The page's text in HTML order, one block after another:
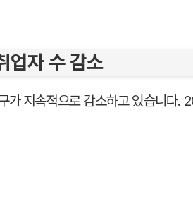
업자 수 감소
지속적으로 감소하고 있습니다.